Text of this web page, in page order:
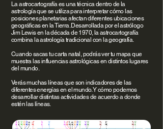
La astrocartografía es una técnica dentro de la
astrología que se utiliza para interpretar cómo las
posiciones planetarias afectan diferentes ubicaciones
geográficas en la Tierra. Desarrollada por el astrólogo
Jim Lewis en la década de 1970, la astrocartografía
combina la astrología tradicional con la geografía.
Cuando sacas tu carta natal, podrás ver tu mapa que
muestra las influencias astrológicas en distintos lugares
del mundo.
Verás muchas líneas que son indicadores de las
diferentes energías en el mundo. Y cómo podemos
desarrollar distintas actividades de acuerdo a donde
estén las líneas.